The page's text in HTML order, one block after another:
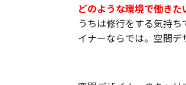
どのような環境で働き
うちは修行をする気持
イナーならでは。空間デ